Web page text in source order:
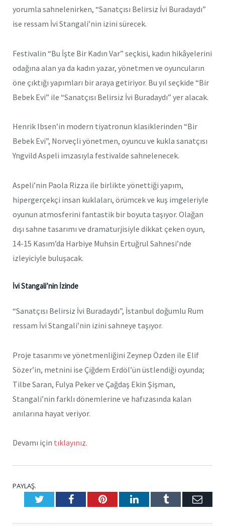
yorumla sahnelenirken, “Sanatçısı Belirsiz İvi Buradaydı”
ise ressam İvi Stangali’nin izini sürecek.
Festivalin “Bu İşte Bir Kadın Var” seçkisi, kadın hikâyelerini
odağına alan ya da kadın yazar, yönetmen ve oyuncuların
öne çıktığı yapımları bir araya getiriyor. Bu yıl seçkide “Bir
Bebek Evi” ile “Sanatçısı Belirsiz İvi Buradaydı” yer alacak.
Henrik Ibsen’in modern tiyatronun klasiklerinden “Bir
Bebek Evi”, Norveçli yönetmen, oyuncu ve kukla sanatçısı
Yngvild Aspeli imzasıyla festivalde sahnelenecek.
Aspeli’nin Paola Rizza ile birlikte yönettiği yapım,
hipergerçekçi insan kuklaları, örümcek ve kuş imgeleriyle
oyunun atmosferini fantastik bir boyuta taşıyor. Olağan
dışı sahne tasarımı ve dramaturjisiyle dikkat çeken oyun,
14-15 Kasım’da Harbiye Muhsin Ertuğrul Sahnesi’nde
izleyiciyle buluşacak.
İvi Stangali’nin İzinde
“Sanatçısı Belirsiz İvi Buradaydı”, İstanbul doğumlu Rum
ressam İvi Stangali’nin izini sahneye taşıyor.
Proje tasarımı ve yönetmenliğini Zeynep Özden ile Elif
Sözer’in, metnini ise Çiğdem Erdöl’ün üstlendiği oyunda;
Tilbe Saran, Fulya Peker ve Çağdaş Ekin Şişman,
Stangali’nin farklı dönemlerine ve hafızasında kalan
anılarına hayat veriyor.
Devamı için tıklayınız.
PAYLAŞ.
TwitterFacebookPinterestLinkedInTumblr E-